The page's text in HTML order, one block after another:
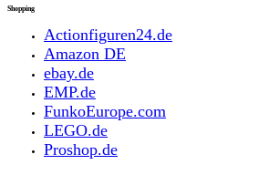
Shopping
Actionfiguren24.de
Amazon DE
ebay.de
EMP.de
FunkoEurope.com
LEGO.de
Proshop.de